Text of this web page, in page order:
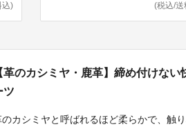
込) (税込/送
革のカシミヤ・鹿革】締め付けな
ツ
のカシミヤと呼ばれるほど柔らかで、触